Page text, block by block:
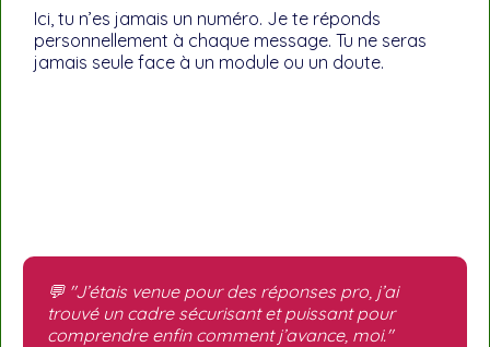
Ici, tu n’es jamais un numéro. Je te réponds
personnellement à chaque message. Tu ne seras
jamais seule face à un module ou un doute.
💬 "J’étais venue pour des réponses pro, j’ai
trouvé un cadre sécurisant et puissant pour
comprendre enfin comment j’avance, moi."